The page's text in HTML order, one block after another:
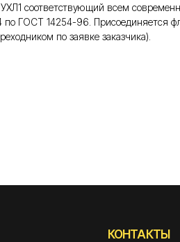
соответствующий всем
по ГОСТ 14254-96. Присоединяется
по заявке заказчика).
КОНТАКТЫ